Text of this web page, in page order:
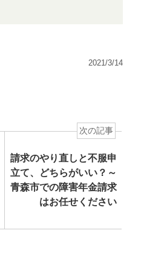
2021/3/14
次の記事
請求のやり直しと不服申
立て、どちらがいい？～
青森市での障害年金請求
はお任せください